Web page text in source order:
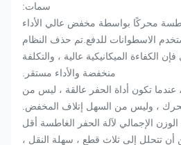
سمات:
محركًا بواسطة مخفض عالي الأداء
الاسطوانات للدفع.تم حذف النظام
الميكانيكية عالية ، والتكلفة
منخفضة والأداء مستقر.
تكون أداة الحفر عالقة ، ليس من
وليس من السهل إتلاف المخفض.
الإجمالي لآلة الحفر الغاطسة أقل
تتحلل إلى ثلاث قطع ، سهلة النقل ،